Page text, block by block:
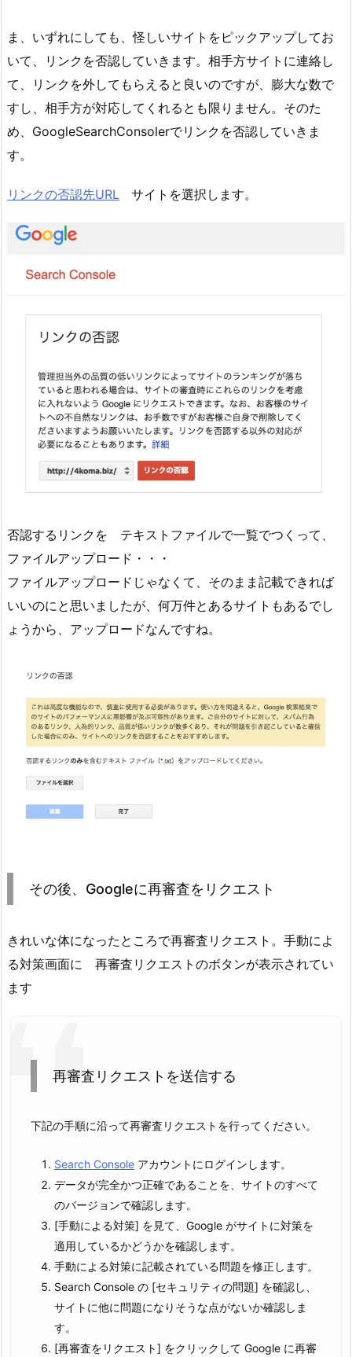
ま、いずれにしても、怪しいサイトをピックアップしてお
いて、リンクを否認していきます。相手方サイトに連絡し
て、リンクを外してもらえると良いのですが、膨大な数で
すし、相手方が対応してくれるとも限りません。そのた
め、GoogleSearchConsolerでリンクを否認していきま
す。
リンクの否認先URL サイトを選択します。
否認するリンクを テキストファイルで一覧でつくって、
ファイルアップロード・・・
ファイルアップロードじゃなくて、そのまま記載できれば
いいのにと思いましたが、何万件とあるサイトもあるでし
ょうから、アップロードなんですね。
その後、Googleに再審査をリクエスト
きれいな体になったところで再審査リクエスト。手動によ
る対策画面に 再審査リクエストのボタンが表示されてい
ます
再審査リクエストを送信する
下記の手順に沿って再審査リクエストを行ってください。
Search Console アカウントにログインします。
データが完全かつ正確であることを、サイトのすべて
のバージョンで確認します。
[手動による対策] を見て、Google がサイトに対策を
適用しているかどうかを確認します。
手動による対策に記載されている問題を修正します。
Search Console の [セキュリティの問題] を確認し、
サイトに他に問題になりそうな点がないか確認しま
す。
[再審査をリクエスト] をクリックして Google に再審